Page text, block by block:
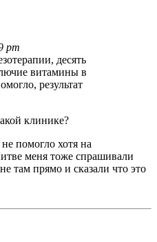
pm
десять
витамины в
результат
клинике?
помогло хотя на
меня тоже спрашивали
там прямо и сказали что это